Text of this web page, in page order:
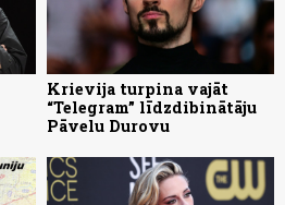
Krievija turpina vajāt
“Telegram” līdzdibinātāju
Pāvelu Durovu